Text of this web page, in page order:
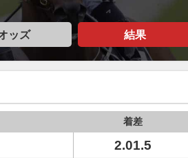
ッズ 結果
着差
2.01.5